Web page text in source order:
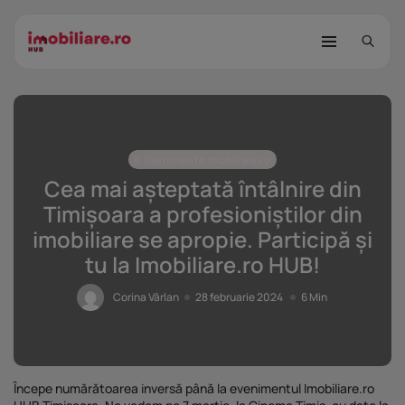
STUDIU Imobiliare.ro: Câtă încredere
mai...
25 noiembrie 2025
25 noiembrie 2025 9 Min
Cea mai așteptată întâlnire din
Timișoara a profesioniștilor din
imobiliare se apropie. Participă și
tu la Imobiliare.ro HUB!
Corina Vârlan 28 februarie 2024 6 Min
Începe numărătoarea inversă până la evenimentul Imobiliare.ro